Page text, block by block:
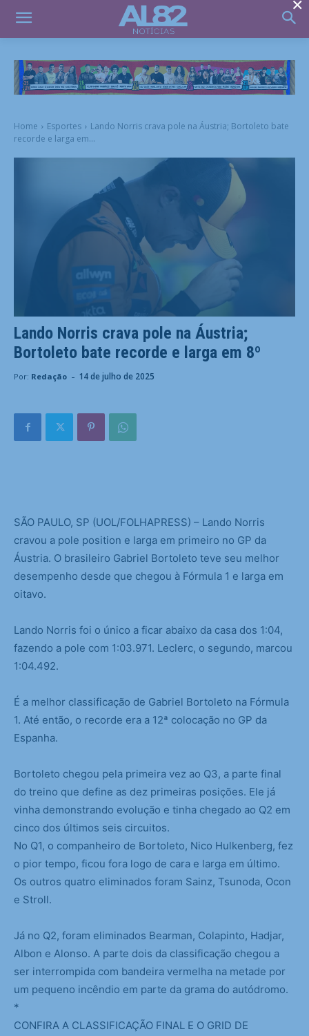
Home Esportes
Lando Norris crava pole na Áustria; Bortoleto bate
recorde e larga em...
Lando Norris crava pole na Áustria;
Bortoleto bate recorde e larga em 8º
Por: Redação - 14 de julho de 2025
SÃO PAULO, SP (UOL/FOLHAPRESS) – Lando Norris
cravou a pole position e larga em primeiro no GP da
Áustria. O brasileiro Gabriel Bortoleto teve seu melhor
desempenho desde que chegou à Fórmula 1 e larga em
oitavo.
Lando Norris foi o único a ficar abaixo da casa dos 1:04,
fazendo a pole com 1:03.971. Leclerc, o segundo, marcou
1:04.492.
É a melhor classificação de Gabriel Bortoleto na Fórmula
1. Até então, o recorde era a 12ª colocação no GP da
Espanha.
Bortoleto chegou pela primeira vez ao Q3, a parte final
do treino que define as dez primeiras posições. Ele já
vinha demonstrando evolução e tinha chegado ao Q2 em
cinco dos últimos seis circuitos.
No Q1, o companheiro de Bortoleto, Nico Hulkenberg, fez
o pior tempo, ficou fora logo de cara e larga em último.
Os outros quatro eliminados foram Sainz, Tsunoda, Ocon
e Stroll.
Já no Q2, foram eliminados Bearman, Colapinto, Hadjar,
Albon e Alonso. A parte dois da classificação chegou a
ser interrompida com bandeira vermelha na metade por
um pequeno incêndio em parte da grama do autódromo.
*
CONFIRA A CLASSIFICAÇÃO FINAL E O GRID DE